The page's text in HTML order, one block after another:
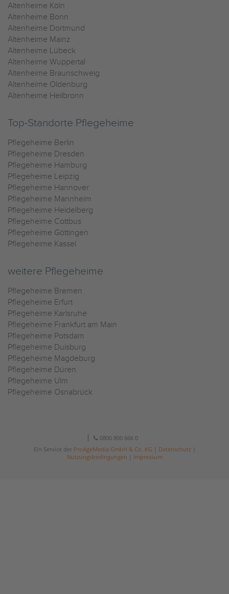
Altenheime Köln
Altenheime Bonn
Altenheime Dortmund
Altenheime Mainz
Altenheime Lübeck
Altenheime Wuppertal
Altenheime Braunschweig
Altenheime Oldenburg
Altenheime Heilbronn
Top-Standorte Pflegeheime
Pflegeheime Berlin
Pflegeheime Dresden
Pflegeheime Hamburg
Pflegeheime Leipzig
Pflegeheime Hannover
Pflegeheime Mannheim
Pflegeheime Heidelberg
Pflegeheime Cottbus
Pflegeheime Göttingen
Pflegeheime Kassel
weitere Pflegeheime
Pflegeheime Bremen
Pflegeheime Erfurt
Pflegeheime Karlsruhe
Pflegeheime Frankfurt am Main
Pflegeheime Potsdam
Pflegeheime Duisburg
Pflegeheime Magdeburg
Pflegeheime Düren
Pflegeheime Ulm
Pflegeheime Osnabrück
0800 800 666 0
Ein Service der ProAgeMedia GmbH & Co. KG Datenschutz|
Nutzungsbedingungen
Impressum